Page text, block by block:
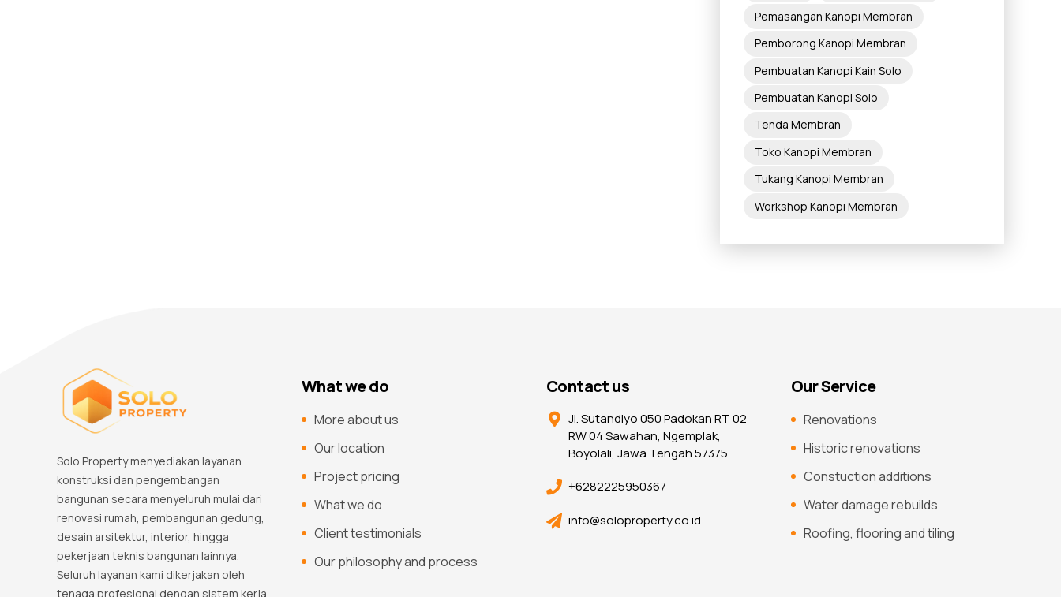
Pemasangan Kanopi Membran
Pemborong Kanopi Membran
Pembuatan Kanopi Kain Solo
Pembuatan Kanopi Solo
Tenda Membran
Toko Kanopi Membran
Tukang Kanopi Membran
Workshop Kanopi Membran
Solo Property menyediakan layanan
konstruksi dan pengembangan
bangunan secara menyeluruh mulai dari
renovasi rumah, pembangunan gedung,
desain arsitektur, interior, hingga
pekerjaan teknis bangunan lainnya.
Seluruh layanan kami dikerjakan oleh
tenaga profesional dengan sistem kerja
What we do
More about us
Our location
Project pricing
What we do
Client testimonials
Our philosophy and process
Contact us
Jl. Sutandiyo 050 Padokan RT 02
RW 04 Sawahan, Ngemplak,
Boyolali, Jawa Tengah 57375
+6282225950367
info@soloproperty.co.id
Our Service
Renovations
Historic renovations
Constuction additions
Water damage rebuilds
Roofing, flooring and tiling